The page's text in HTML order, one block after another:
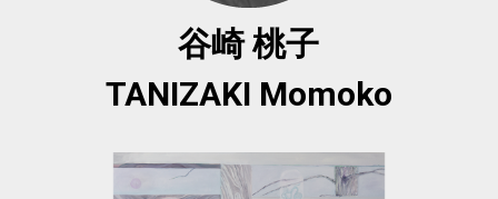
谷崎 桃子
TANIZAKI Momoko